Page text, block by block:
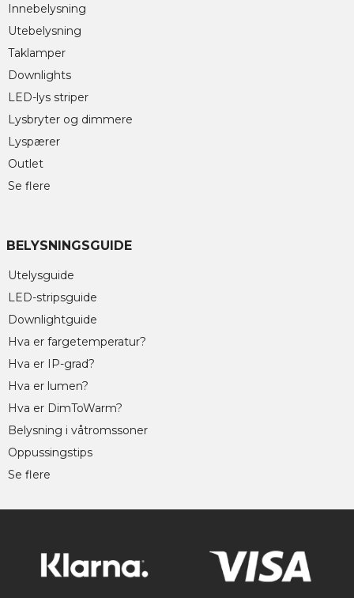
Innebelysning
Utebelysning
Taklamper
Downlights
LED-lys striper
Lysbryter og dimmere
Lyspærer
Outlet
Se flere
BELYSNINGSGUIDE
Utelysguide
LED-stripsguide
Downlightguide
Hva er fargetemperatur?
Hva er IP-grad?
Hva er lumen?
Hva er DimToWarm?
Belysning i våtromssoner
Oppussingstips
Se flere